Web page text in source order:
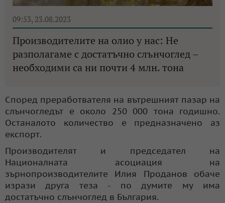
09:53, 23.08.2023
Производителите на олио у нас: Не
разполагаме с достатъчно слънчоглед –
необходими са ни почти 4 млн. тона
Според преработвателя на вътрешният пазар на
слънчогледът е около 250 000 тона годишно.
Останалото количество е предназначено аз
експорт.
Производителят и председател на
Националната асоциация на
зърнопроизводителите Илия Проданов обаче
изрази друга теза - по думите му има
достатъчно слънчоглед в България.